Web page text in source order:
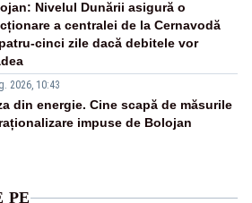
Nivelul Dunării asigură o
a centralei de la Cernavodă
cinci zile dacă debitele vor
2026, 10:43
din energie. Cine scapă de măsurile
impuse de Bolojan
PE